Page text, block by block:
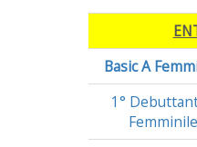
Basic A
1°
Femminile